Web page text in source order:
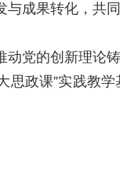
与成果转化，共
党的创新理论
思政课”实践教学